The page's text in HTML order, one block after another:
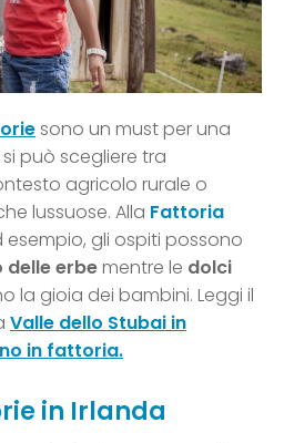
sono un must per una
può scegliere tra
agricolo rurale o
lussuose. Alla Fattoria
esempio, gli ospiti possono
delle erbementre le dolci
la gioia dei bambini. Leggi il
Valle dello Stubai in
in fattoria.
in Irlanda